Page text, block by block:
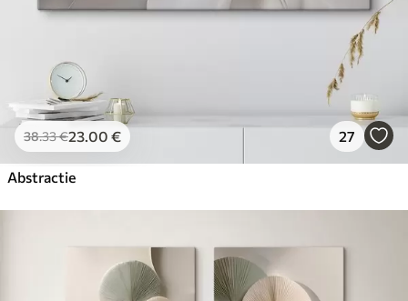
38.33€23.00 € 27
Abstractie